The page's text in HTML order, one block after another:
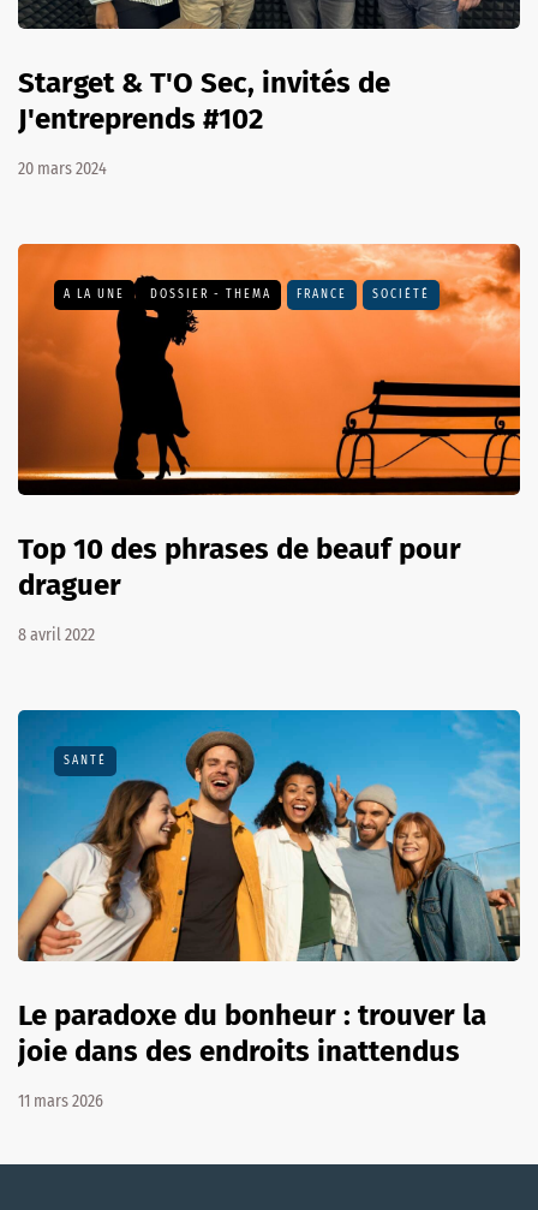
Starget & T'O Sec, invités de
J'entreprends #102
20 mars 2024
A LA UNE DOSSIER - THEMA FRANCE SOCIÉTÉ
Top 10 des phrases de beauf pour
draguer
8 avril 2022
SANTÉ
Le paradoxe du bonheur : trouver la
joie dans des endroits inattendus
11 mars 2026